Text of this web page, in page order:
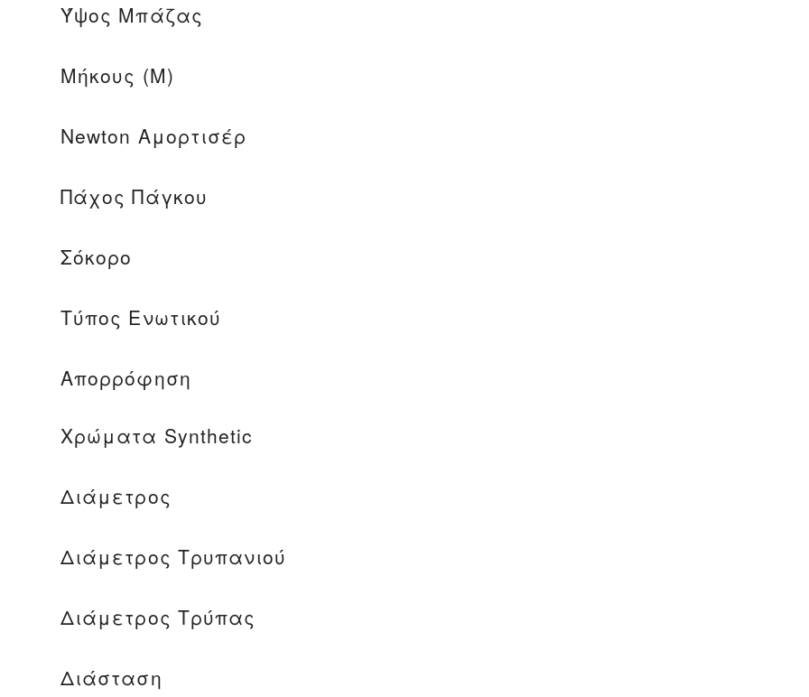
Ύψος Μπάζας
Μήκους (m)
Newton Αμορτισέρ
Πάχος Πάγκου
Σόκορο
Τύπος Ενωτικού
Απορρόφηση
Χρώματα Synthetic
Διάμετρος
Διάμετρος Τρυπανιού
Διάμετρος Τρύπας
Διάσταση